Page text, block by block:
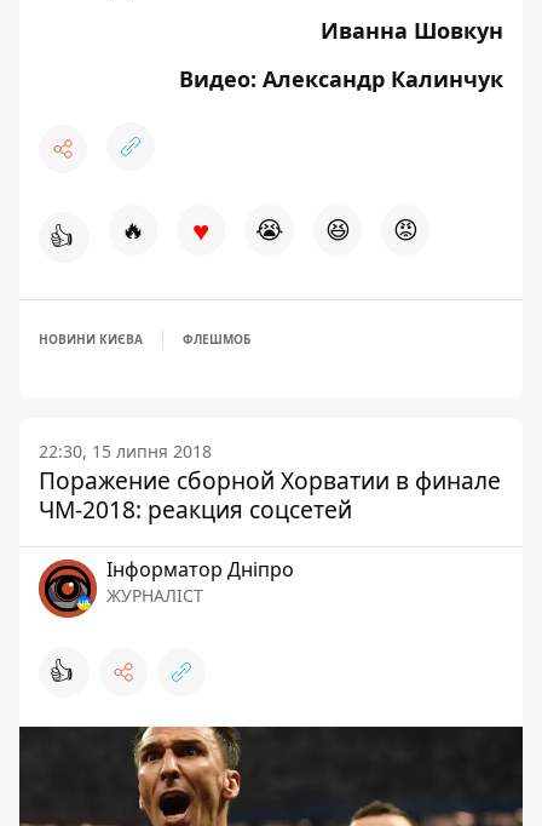
Иванна Шовкун
Видео: Александр Калинчук
👍 🔥 ♥ 😭 😆 😡
НОВИНИ КИЄВА ФЛЕШМОБ
22:30, 15 липня 2018
Поражение сборной Хорватии в финале
ЧМ-2018: реакция соцсетей
Інформатор Дніпро
ЖУРНАЛІСТ
👍